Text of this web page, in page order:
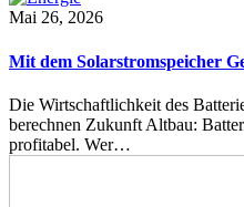
Mai 26, 2026
Mit dem Solarstromspeicher
Die Wirtschaftlichkeit des
berechnen Zukunft Altbau:
profitabel. Wer…